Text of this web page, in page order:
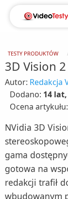
TESTY PRODUKTÓW
3D Vision 2
Autor: Redakcja
Dodano: 14
Ocena artykułu:
NVidia 3D
gama
gotowa na
redakcji trafił
wbudowanym